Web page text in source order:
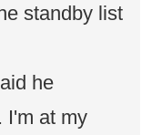
standby list
he
I'm at my